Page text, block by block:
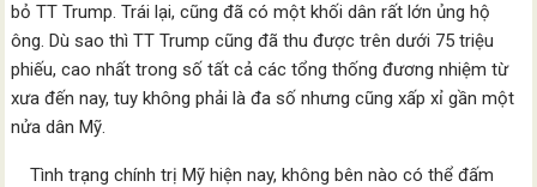
bỏ TT Trump. Trái lại, cũng đã có một khối dân rất lớn ủng hộ
ông. Dù sao thì TT Trump cũng đã thu được trên dưới 75 triệu
phiếu, cao nhất trong số tất cả các tổng thống đương nhiệm từ
xưa đến nay, tuy không phải là đa số nhưng cũng xấp xỉ gần một
nửa dân Mỹ.
Tình trạng chính trị Mỹ hiện nay, không bên nào có thể đấm